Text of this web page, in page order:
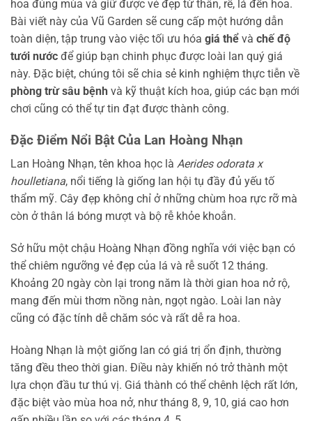
hoa đúng mùa và giữ được vẻ đẹp từ thân, rễ, lá đến hoa.
Bài viết này của Vũ Garden sẽ cung cấp một hướng dẫn
toàn diện, tập trung vào việc tối ưu hóa giá thể và chế độ
tưới nước để giúp bạn chinh phục được loài lan quý giá
này. Đặc biệt, chúng tôi sẽ chia sẻ kinh nghiệm thực tiễn về
phòng trừ sâu bệnh và kỹ thuật kích hoa, giúp các bạn mới
chơi cũng có thể tự tin đạt được thành công.
Đặc Điểm Nổi Bật Của Lan Hoàng Nhạn
Lan Hoàng Nhạn, tên khoa học là Aerides odorata x
houlletiana, nổi tiếng là giống lan hội tụ đầy đủ yếu tố
thẩm mỹ. Cây đẹp không chỉ ở những chùm hoa rực rỡ mà
còn ở thân lá bóng mượt và bộ rễ khỏe khoắn.
Sở hữu một chậu Hoàng Nhạn đồng nghĩa với việc bạn có
thể chiêm ngưỡng vẻ đẹp của lá và rễ suốt 12 tháng.
Khoảng 20 ngày còn lại trong năm là thời gian hoa nở rộ,
mang đến mùi thơm nồng nàn, ngọt ngào. Loài lan này
cũng có đặc tính dễ chăm sóc và rất dễ ra hoa.
Hoàng Nhạn là một giống lan có giá trị ổn định, thường
tăng đều theo thời gian. Điều này khiến nó trở thành một
lựa chọn đầu tư thú vị. Giá thành có thể chênh lệch rất lớn,
đặc biệt vào mùa hoa nở, như tháng 8, 9, 10, giá cao hơn